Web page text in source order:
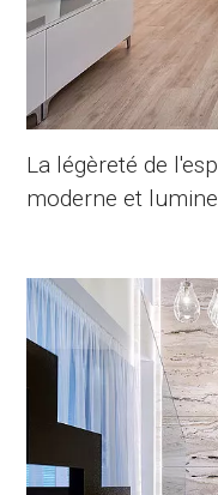
La légèreté de
moderne et